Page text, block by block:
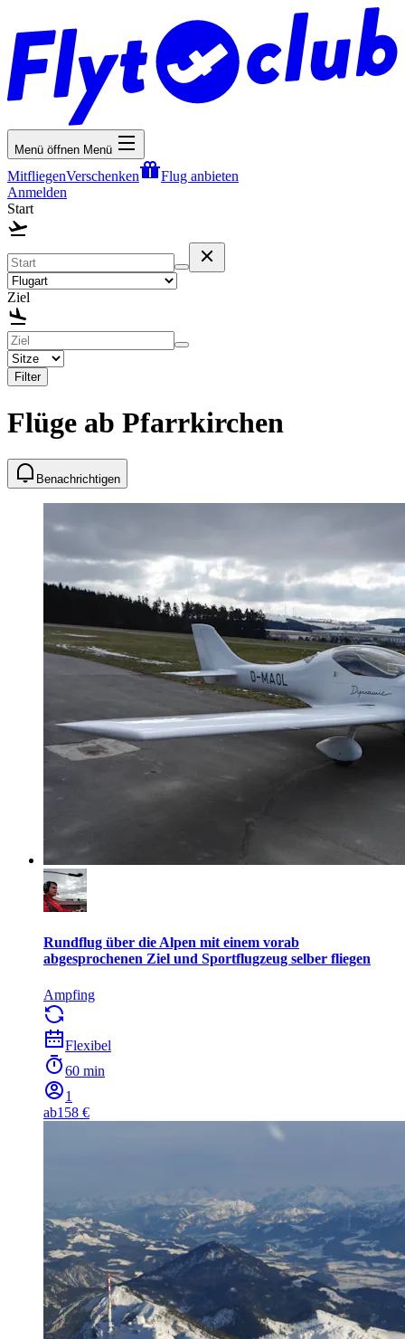
Menü öffnen Menü
MitfliegenVerschenken
Flug anbieten
Anmelden
Start
Ziel
Filter
Flüge ab Pfarrkirchen
Benachrichtigen
Rundflug über die Alpen mit einem vorab
abgesprochenen Ziel und Sportflugzeug selber fliegen
Ampfing
Flexibel
60 min
1
ab158 €